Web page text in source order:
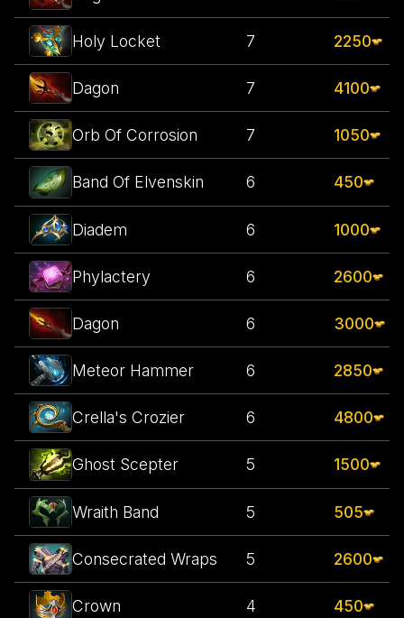
Holy Locket 7 2250
Dagon 7 4100
Orb Of Corrosion 7 1050
Band Of Elvenskin 6 450
Diadem 6 1000
Phylactery 6 2600
Dagon 6 3000
Meteor Hammer 6 2850
Crella's Crozier 6 4800
Ghost Scepter 5 1500
Wraith Band 5 505
Consecrated Wraps 5 2600
Crown 4 450